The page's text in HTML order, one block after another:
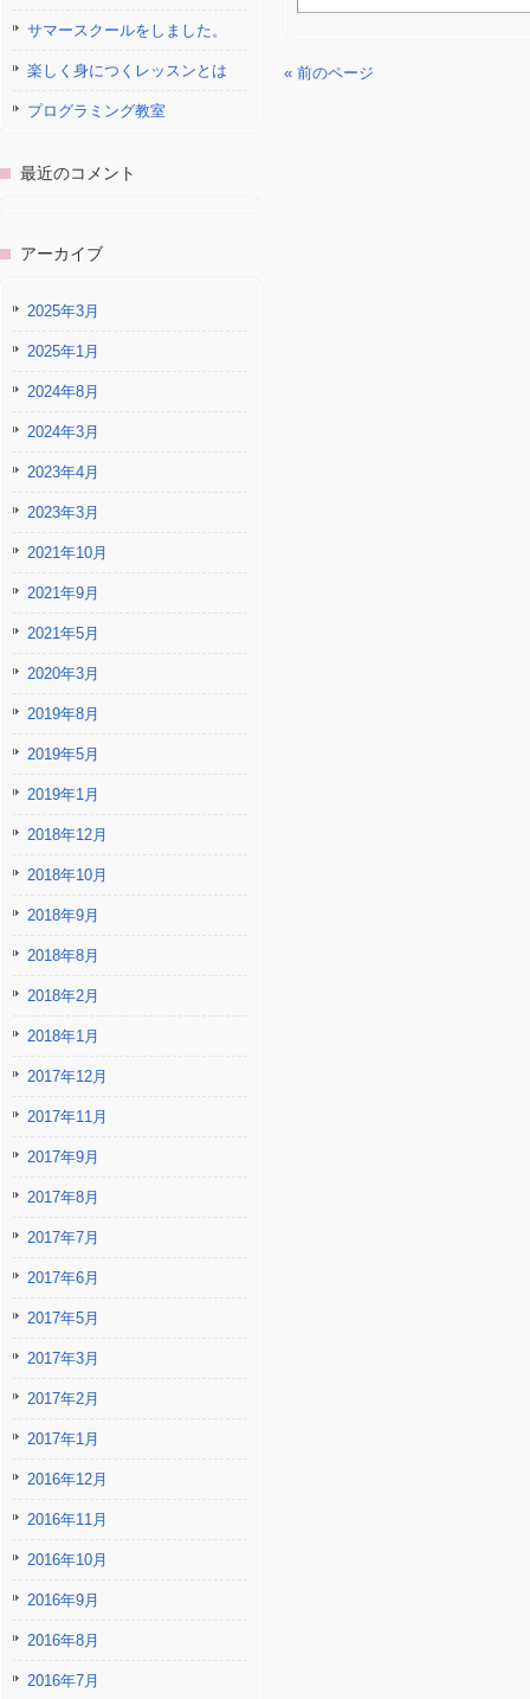
« 前のページ
サマースクールをしました。
楽しく身につくレッスンとは
プログラミング教室
最近のコメント
アーカイブ
2025年3月
2025年1月
2024年8月
2024年3月
2023年4月
2023年3月
2021年10月
2021年9月
2021年5月
2020年3月
2019年8月
2019年5月
2019年1月
2018年12月
2018年10月
2018年9月
2018年8月
2018年2月
2018年1月
2017年12月
2017年11月
2017年9月
2017年8月
2017年7月
2017年6月
2017年5月
2017年3月
2017年2月
2017年1月
2016年12月
2016年11月
2016年10月
2016年9月
2016年8月
2016年7月